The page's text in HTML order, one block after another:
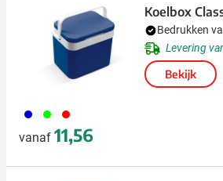
005 029 008
vanaf 11,56
Koelbox
Bedrukken
Levering
Bekijk